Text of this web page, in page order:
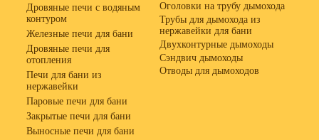
Дровяные печи с водяным
контуром
Железные печи для бани
Дровяные печи для
отопления
Печи для бани из
нержавейки
Паровые печи для бани
Закрытые печи для бани
Выносные печи для бани
Оголовки на трубу дымохода
Трубы для дымохода из
нержавейки для бани
Двухконтурные дымоходы
Сэндвич дымоходы
Отводы для дымоходов